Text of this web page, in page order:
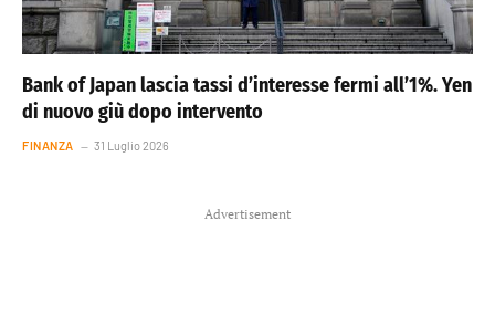
Bank of Japan lascia tassi d’interesse fermi all’1%. Yen
di nuovo giù dopo intervento
FINANZA 31 Luglio 2026
Advertisement